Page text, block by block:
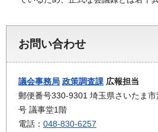
お問い合わせ
議会事務局 政策調査課 広報担当
郵便番号330-9301 埼玉県さいたま
号 議事堂1階
電話： 048-830-6257